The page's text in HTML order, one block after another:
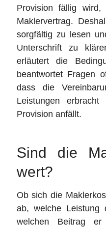
Provision fällig
Maklervertrag.
sorgfältig zu lesen
Unterschrift zu
erläutert die
beantwortet Fragen
dass die
Leistungen
Provision anfällt.
Sind die
wert?
Ob sich die
ab, welche Leistung
welchen Beitrag er